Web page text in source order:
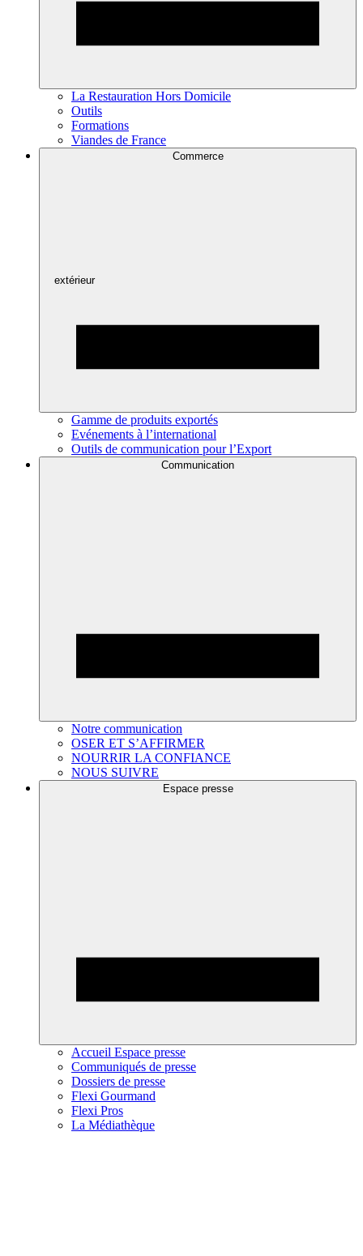
La Restauration Hors Domicile
Outils
Formations
Viandes de France
Commerce
extérieur
Gamme de produits exportés
Evénements à l’international
Outils de communication pour l’Export
Communication
Notre communication
OSER ET S’AFFIRMER
NOURRIR LA CONFIANCE
NOUS SUIVRE
Espace presse
Accueil Espace presse
Communiqués de presse
Dossiers de presse
Flexi Gourmand
Flexi Pros
La Médiathèque